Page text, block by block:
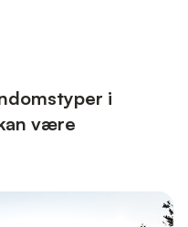
på kalde dager mens
i
være